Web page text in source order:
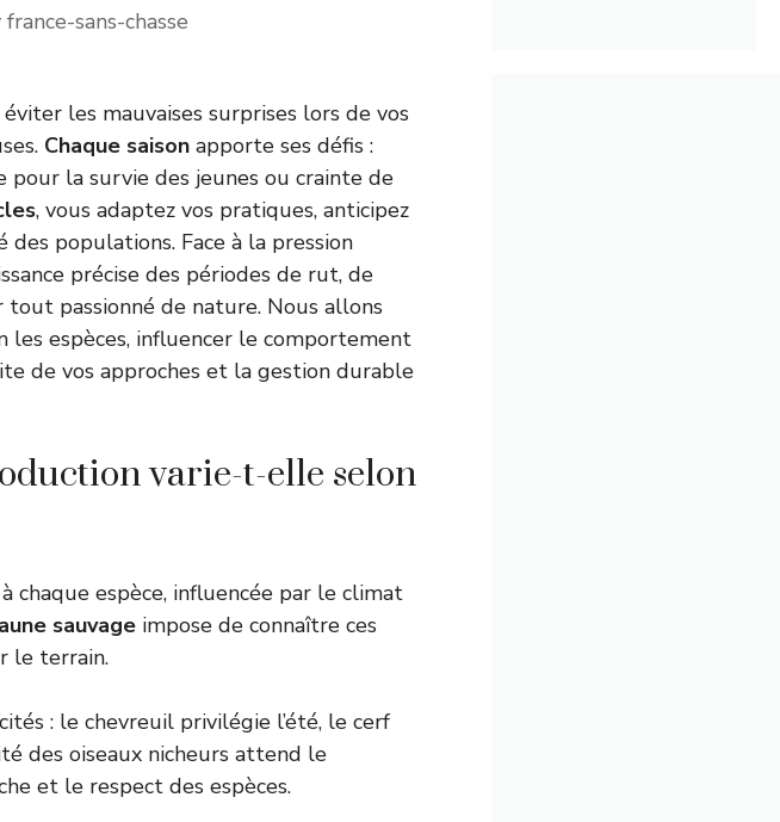
france-sans-chasse
éviter les mauvaises surprises lors de vos
Chaque saison apporte ses défis :
pour la survie des jeunes ou crainte de
, vous adaptez vos pratiques, anticipez
populations. Face à la pression
précise des périodes de rut, de
passionné de nature. Nous allons
les espèces, influencer le comportement
de vos approches et la gestion durable
varie-t-elle selon
à chaque espèce, influencée par le climat
sauvage impose de connaître ces
le terrain.
: le chevreuil privilégie l’été, le cerf
des oiseaux nicheurs attend le
et le respect des espèces.